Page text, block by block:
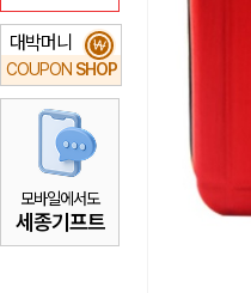
대박머니
COUPON SHOP
₩
모바일에서도
세종기프트